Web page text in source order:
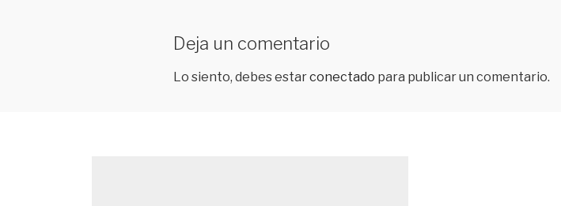
Deja un comentario
Lo siento, debes estarconectado para publicar un comentario.